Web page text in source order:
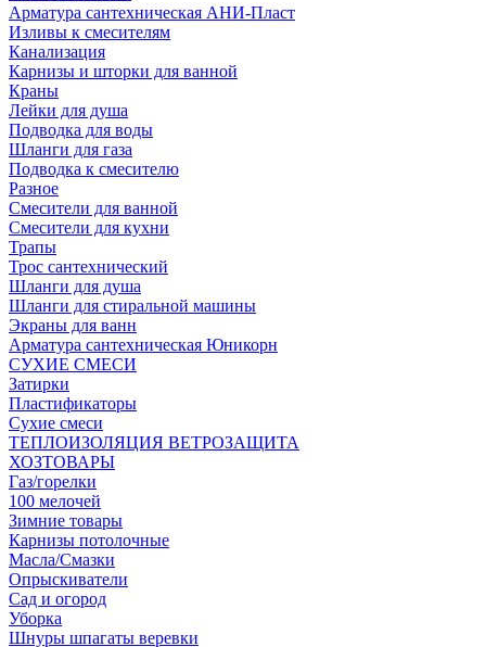
Арматура сантехническая АНИ-Пласт
Изливы к смесителям
Канализация
Карнизы и шторки для ванной
Краны
Лейки для душа
Подводка для воды
Шланги для газа
Подводка к смесителю
Разное
Смесители для ванной
Смесители для кухни
Трапы
Трос сантехнический
Шланги для душа
Шланги для стиральной машины
Экраны для ванн
Арматура сантехническая Юникорн
СУХИЕ СМЕСИ
Затирки
Пластификаторы
Сухие смеси
ТЕПЛОИЗОЛЯЦИЯ ВЕТРОЗАЩИТА
ХОЗТОВАРЫ
Газ/горелки
100 мелочей
Зимние товары
Карнизы потолочные
Масла/Смазки
Опрыскиватели
Сад и огород
Уборка
Шнуры шпагаты веревки